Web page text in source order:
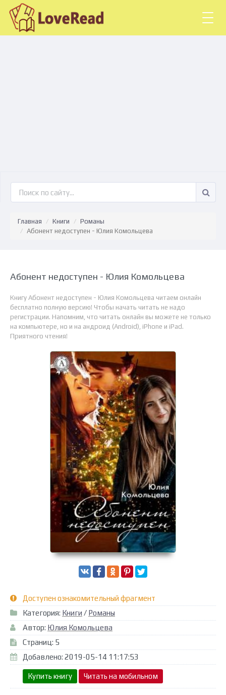
Главная Книги
Романы
Абонент недоступен - Юлия Комольцева
Абонент недоступен - Юлия Комольцева
Книгу Абонент недоступен - Юлия Комольцева читаем онлайн
бесплатно полную версию! Чтобы начать читать не надо
регистрации. Напомним, что читать онлайн вы можете не только
на компьютере, но и на андроид (Android), iPhone и iPad.
Приятного чтения!
Доступен ознакомительный фрагмент
Категория: Книги / Романы
Автор: Юлия Комольцева
Страниц: 5
Добавлено: 2019-05-14 11:17:53
Купить книгу Читать на мобильном